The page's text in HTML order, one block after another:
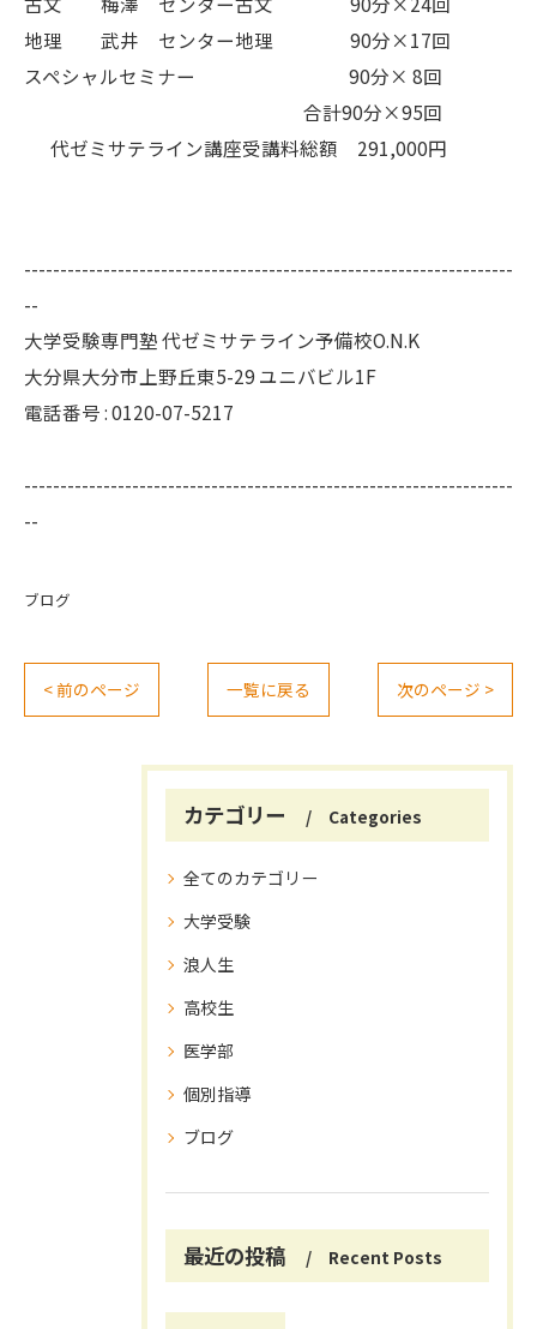
地理 武井 センター地理 90分×17回
スペシャルセミナー 90分× 8回
合計90分×95回
代ゼミサテライン講座受講料総額 291,000円
--------------------------------------------------------------------
--
大学受験専門塾 代ゼミサテライン予備校O.N.K
大分県大分市上野丘東5-29 ユニバビル1F
電話番号 : 0120-07-5217
--------------------------------------------------------------------
--
ブログ
< 前のページ 一覧に戻る 次のページ >
カテゴリー Categories
全てのカテゴリー
大学受験
浪人生
高校生
医学部
個別指導
ブログ
最近の投稿 Recent Posts